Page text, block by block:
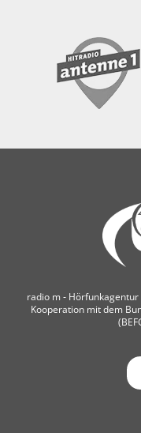
radio m ‐
Kooperation mit dem